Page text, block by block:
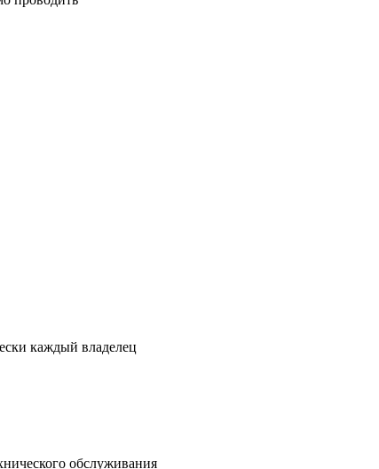
каждый владелец
обслуживания